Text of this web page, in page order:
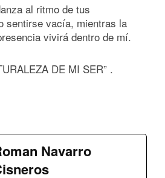
al ritmo de tus
sentirse vacía, mientras la
vivirá dentro de mí.
DE MI SER” .
Navarro